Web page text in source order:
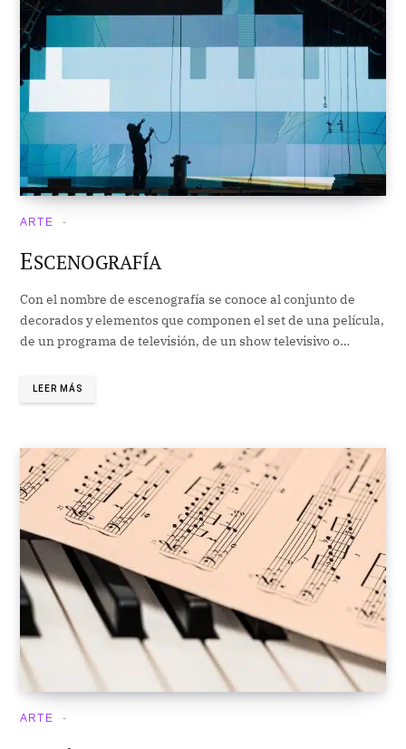
ARTE
ESCENOGRAFÍA
Con el nombre de escenografía se conoce al conjunto de
decorados y elementos que componen el set de una película,
de un programa de televisión, de un show televisivo o…
LEER MÁS
ARTE